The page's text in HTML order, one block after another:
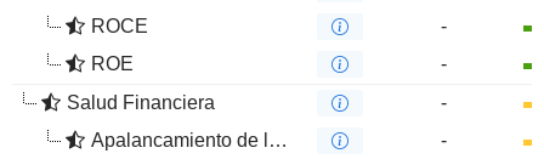
ROCE
-
ROE
-
Salud Financiera
-
Apalancamiento de la deuda
-